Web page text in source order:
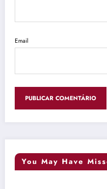
Email
You May Have